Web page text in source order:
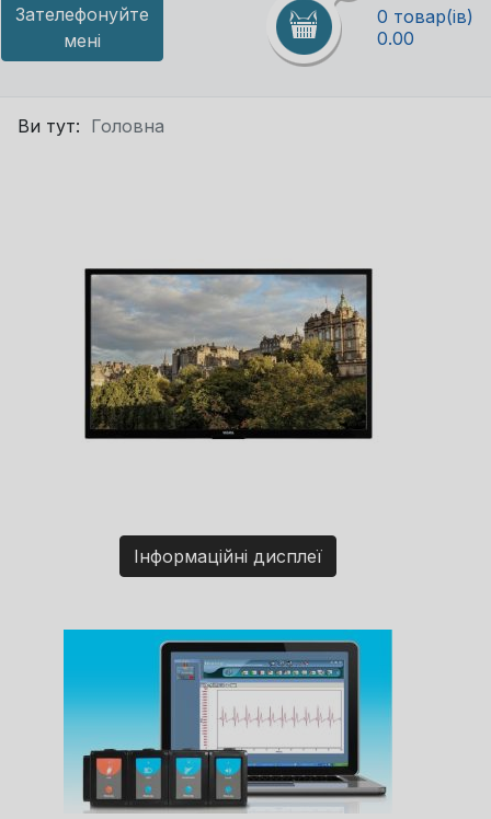
Зателефонуйте
мені
0 товар(ів)
0.00
Ви тут: Головна
Інформаційні дисплеї